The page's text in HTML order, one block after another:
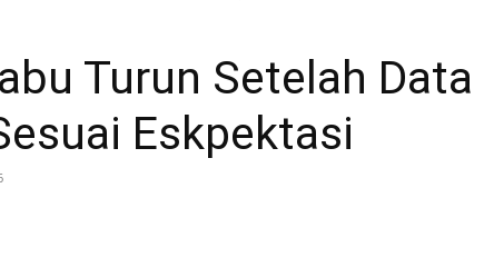
Turun Setelah Data
Eskpektasi